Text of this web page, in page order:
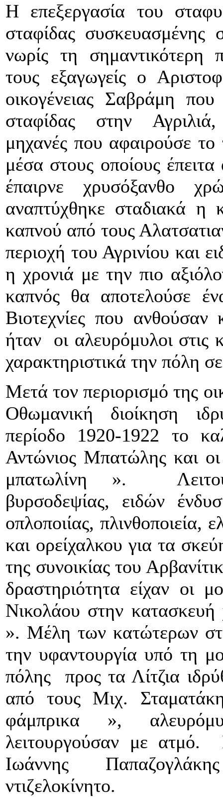
Η επεξεργασία του
σταφίδας συσκευασμένης
νωρίς τη σημαντικότερη
τους εξαγωγείς ο
οικογένειας Σαβράμη
σταφίδας στην Αγριλιά,
μηχανές που αφαιρούσε
μέσα στους οποίους
έπαιρνε χρυσόξανθο
αναπτύχθηκε σταδιακά η
καπνού από τους
περιοχή του Αγρινίου και
η χρονιά με την πιο
καπνός θα αποτελούσε
Βιοτεχνίες που
ήταν οι αλευρόμυλοι στις
χαρακτηριστικά την πόλη
Μετά τον περιορισμό της
Οθωμανική διοίκηση
περίοδο 1920-1922 το
Αντώνιος Μπατώλης και
μπατωλίνη ».
βυρσοδεψίας, ειδών
οπλοποιίας, πλινθοποιεία,
και ορείχαλκου για τα
της συνοικίας του
δραστηριότητα είχαν οι
Νικολάου στην
». Μέλη των κατώτερων
την υφαντουργία υπό τη
πόλης προς τα Λίτζια
από τους Μιχ.
φάμπρικα »,
λειτουργούσαν με
Ιωάννης
ντιζελοκίνητο.